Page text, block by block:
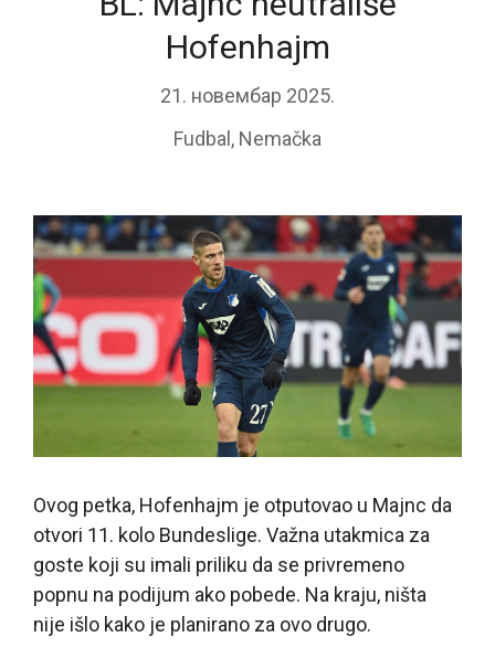
Hofenhajm
21. новембар 2025.
Fudbal , Nemačka
Ovog petka, Hofenhajm je otputovao u Majnc da
otvori 11. kolo Bundeslige. Važna utakmica za
goste koji su imali priliku da se privremeno
popnu na podijum ako pobede. Na kraju, ništa
nije išlo kako je planirano za ovo drugo.